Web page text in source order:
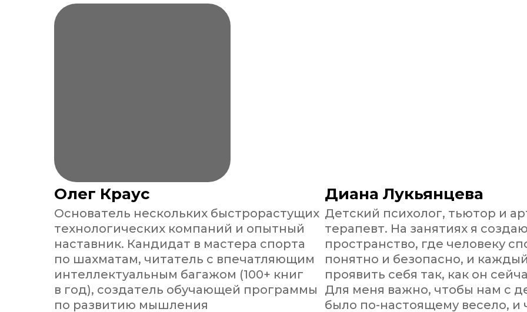
Олег Краус
Основатель нескольких быстрорастущих
технологических компаний и опытный
наставник. Кандидат в мастера спорта
по шахматам, читатель с впечатляющим
интеллектуальным багажом (100+ книг
в год), создатель обучающей программы
по развитию мышления
Диана Лукьянцева
Детский психолог, тьютор и
терапевт. На занятиях я создаю
пространство, где человеку
понятно и безопасно, и
проявить себя так, как он
Для меня важно, чтобы нам с
было по-настоящему весело, и